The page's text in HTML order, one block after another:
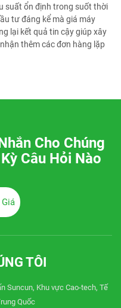
suất ổn định trong suốt thời
tư đáng kể mà giá máy
lại kết quả tin cậy giúp xây
thêm các đơn hàng lặp
Cho Chúng
Câu Hỏi Nào
TÔI
Suncun, Khu vực Cao-tech, Tế
Quốc